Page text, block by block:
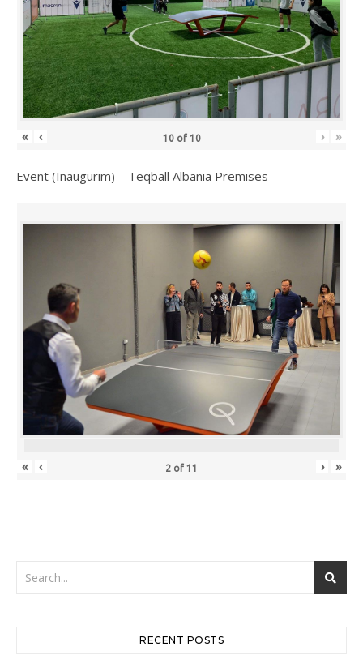
« ‹ 10of 10 › »
Event (Inaugurim) – Teqball Albania Premises
« ‹ 2 of 11 › »
RECENT POSTS